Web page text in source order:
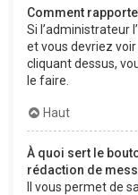
Comment
Si l’administrateur
et vous devriez
cliquant dessus,
le faire.
Haut
À quoi sert le
rédaction de
Il vous permet de